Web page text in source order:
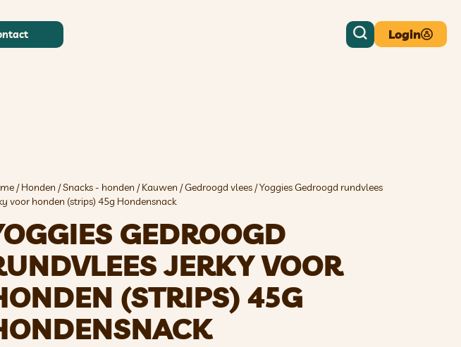
Login
/Honden /Snacks - honden /Kauwen /Gedroogd vlees / Yoggies Gedroogd rundvlees
voor honden (strips) 45g Hondensnack
GEDROOGD
JERKY VOOR
(STRIPS) 45G